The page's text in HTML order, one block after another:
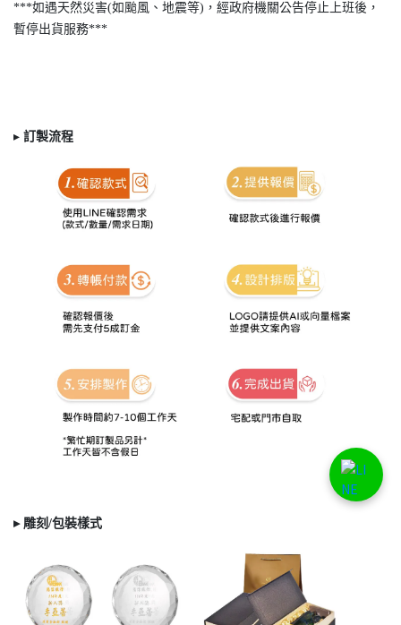
***如遇天然災害(如颱風、地震等)，經政府機關公告停止上班後，
暫停出貨服務***
▸ 訂製流程
▸ 雕刻/包裝樣式